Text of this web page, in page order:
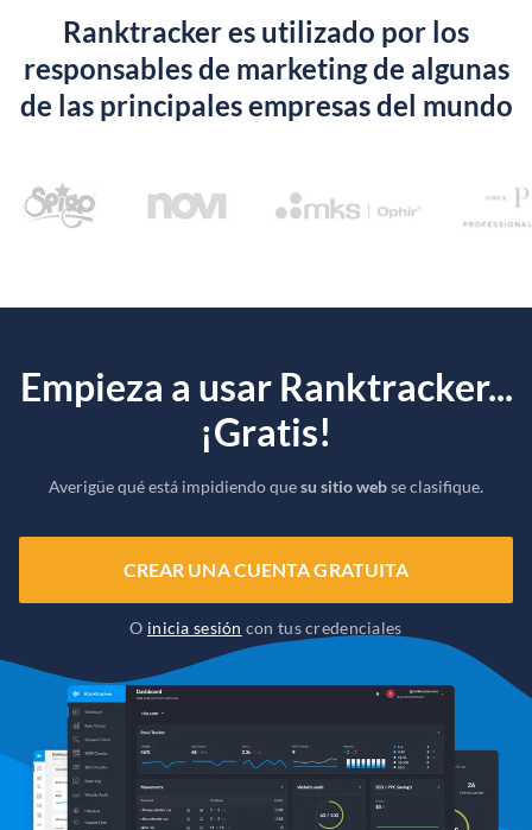
Ranktracker es utilizado por los
responsables de marketing de algunas
de las principales empresas del mundo
Empieza a usar Ranktracker...
¡Gratis!
Averigüe qué está impidiendo quesu sitio webse clasifique.
CREAR UNA CUENTA GRATUITA
O inicia sesión con tus credenciales